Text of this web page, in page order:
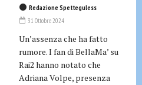
Redazione Spetteguless
31 Ottobre 2024
Un’assenza che ha fatto
rumore. I fan di BellaMa’ su
Rai2 hanno notato che
Adriana Volpe, presenza